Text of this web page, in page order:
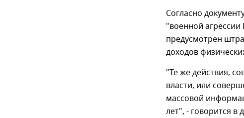
Согласно
"военной
предусмотрен
доходов
"Те же действия,
власти, или
массовой
лет", - говорится в